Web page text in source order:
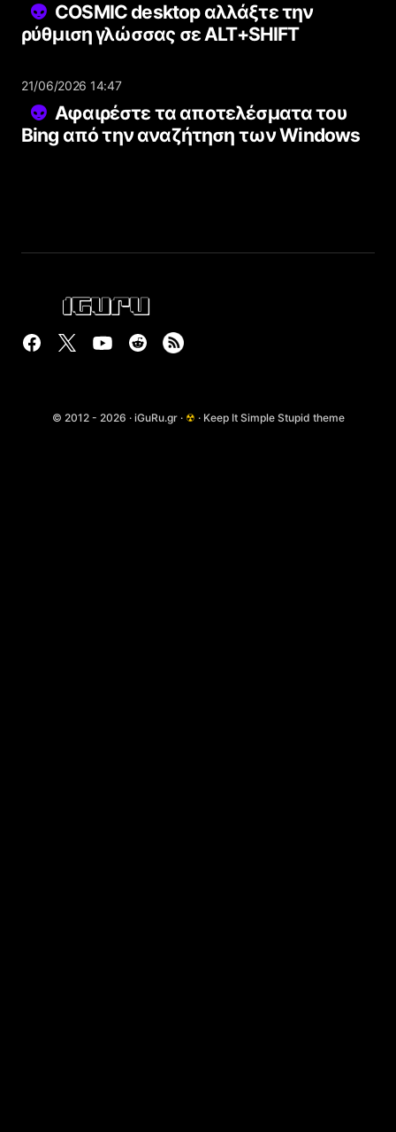
COSMIC desktop αλλάξτε την
ρύθμιση γλώσσας σε ALT+SHIFT
21/06/2026 14:47
Αφαιρέστε τα αποτελέσματα του
Bing από την αναζήτηση των Windows
© 2012 - 2026 · iGuRu.gr · ☢ · Keep It Simple Stupid theme